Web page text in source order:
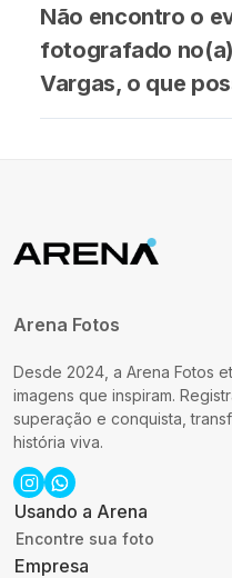
Não encontro o
fotografado
Vargas, o que
Arena Fotos
Desde 2024, a Arena Fotos
imagens que inspiram.
superação e conquista,
história viva.
Usando a Arena
Encontre sua foto
Empresa